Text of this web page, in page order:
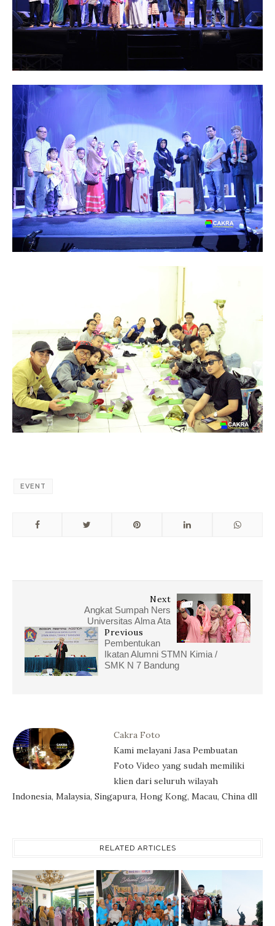
EVENT
Next
Angkat Sumpah Ners
Universitas Alma Ata
Previous
Pembentukan
Ikatan Alumni STMN Kimia /
SMK N 7 Bandung
Cakra Foto
Kami melayani Jasa Pembuatan
Foto Video yang sudah memiliki
klien dari seluruh wilayah
Indonesia, Malaysia, Singapura, Hong Kong, Macau, China dll
RELATED ARTICLES